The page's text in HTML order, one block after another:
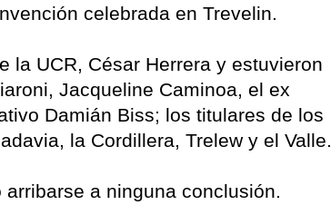
celebrada en Trevelin.
la UCR, César Herrera y estuvieron
Jacqueline Caminoa, el ex
Damián Biss; los titulares de los
la Cordillera, Trelew y el Valle.
a ninguna conclusión.